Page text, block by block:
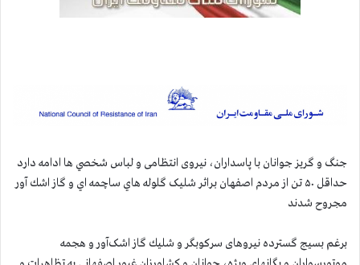
جنگ و گریز جوانان با پاسداران، نیروی انتظامی و لباس شخصي ها ادامه دارد
حداقل ۵۰ تن از مردم اصفهان براثر شلیک گلوله هاي ساچمه اي و گاز اشك آور
مجروح شدند
برغم بسیج گسترده نیروهای سرکوبگر و شليك گاز اشک‌آور و هجمه